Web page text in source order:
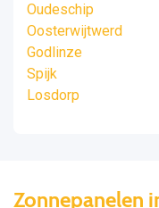
Oudeschip
Oosterwijtwerd
Godlinze
Spijk
Losdorp
Zonnepanelen